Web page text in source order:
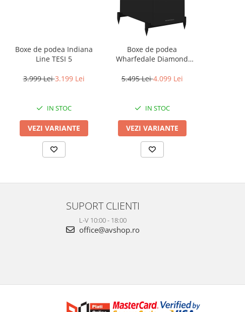
Boxe de podea Indiana
Line TESI 5
3.999 Lei3.199 Lei
IN STOC
VEZI VARIANTE
Boxe de podea
Wharfedale Diamond
5.495 Lei4.099 Lei
IN STOC
VEZI VARIANTE
SUPORT CLIENTI
L-V 10:00 - 18:00
office@avshop.ro